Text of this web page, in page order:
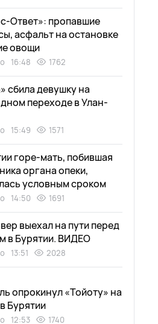
Ответ»: пропавшие
асфальт на остановке
овощи
16:48 1762
сбила девушку на
переходе в Улан-
15:49 1571
горе-мать, побившая
органа опеки,
условным сроком
14:50 1691
выехал на пути перед
в Бурятии. ВИДЕО
13:51 2028
опрокинул «Тойоту» на
Бурятии
12:53 1740